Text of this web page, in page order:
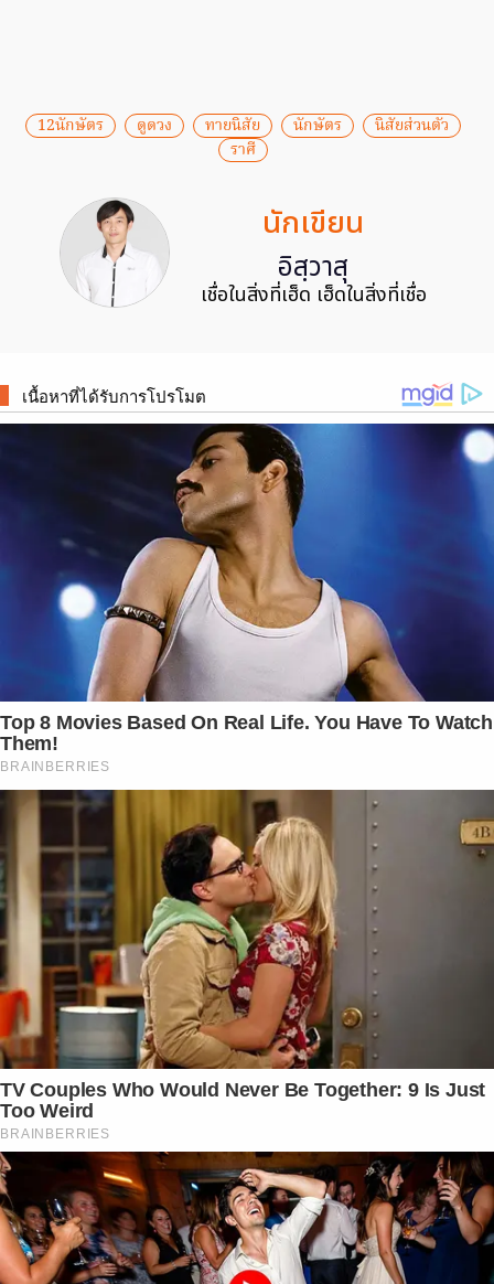
12นักษัตร ดูดวง ทายนิสัย นักษัตร
นิสัยส่วนตัว
ราศี
นักเขียน
อิสฺวาสุ
เชื่อในสิ่งที่เฮ็ด เฮ็ดในสิ่งที่เชื่อ
เนื้อหาที่ได้รับการโปรโมต
Top 8 Movies Based On Real Life. You Have To Watch
Them!
BRAINBERRIES
TV Couples Who Would Never Be Together: 9 Is Just
Too Weird
BRAINBERRIES